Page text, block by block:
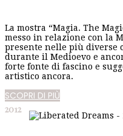
La mostra “Magia. The
messo in relazione con la
presente nelle più diverse
durante il Medioevo e
forte fonte di fascino e
artistico ancora.
SCOPRI DI PIÙ
2012